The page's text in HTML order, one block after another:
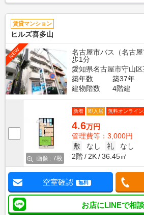
賃貸マンション
ヒルズ喜多山
NEW
名古屋市バス（名古
歩1分
愛知県名古屋市守山
築年数
築37年
建物階数
4階建
画像 : 7枚
新着 即入居 無料オンライ
4.6万円
管理費等：3,000円
敷
なし 礼
なし
2階
2K 36.45㎡
空室確認 無料
お店にLINEで相